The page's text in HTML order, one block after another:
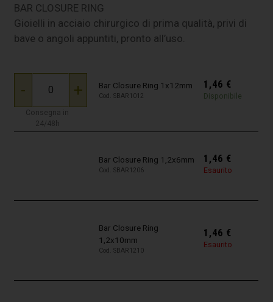
BAR CLOSURE RING
Gioielli in acciaio chirurgico di prima qualità, privi di
bave o angoli appuntiti, pronto all’uso.
- +
Consegna in
24/48h
Bar Closure Ring 1x12mm
Cod. SBAR1012
1,46 €
Disponibile
Bar Closure Ring 1,2x6mm
Cod. SBAR1206
1,46 €
Esaurito
Bar Closure Ring
1,2x10mm
Cod. SBAR1210
1,46 €
Esaurito